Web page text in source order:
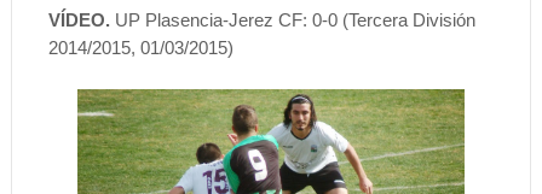
VÍDEO. UP Plasencia-Jerez CF: 0-0 (Tercera División
2014/2015, 01/03/2015)